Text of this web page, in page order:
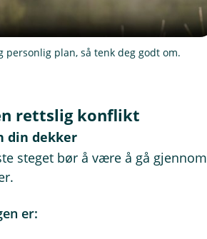
plan, så tenk deg godt om.
rettslig konflikt
din dekker
steget bør å være å gå gjennom
er: